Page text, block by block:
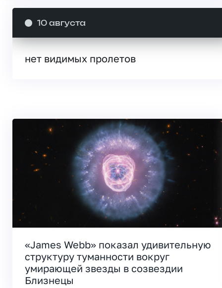
10 августа
нет видимых пролетов
«James Webb» показал удивительную
структуру туманности вокруг
умирающей звезды в созвездии
Близнецы